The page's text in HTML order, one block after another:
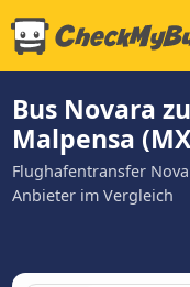
Bus Novara
Malpensa
Flughafentransfer
Anbieter im Vergleich